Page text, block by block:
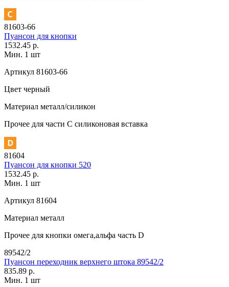
81603-66
Пуансон для кнопки
1532.45 р.
Мин. 1 шт
Артикул 81603-66
Цвет черный
Материал металл/силикон
Прочее для части C силиконовая вставка
81604
Пуансон для кнопки 520
1532.45 р.
Мин. 1 шт
Артикул 81604
Материал металл
Прочее для кнопки омега,альфа часть D
89542/2
Пуансон переходник верхнего штока 89542/2
835.89 р.
Мин. 1 шт